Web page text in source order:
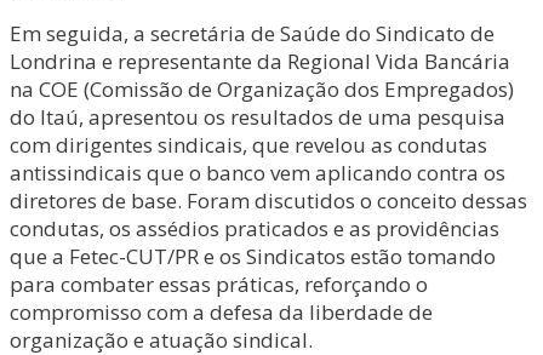
Em seguida, a secretária de Saúde do Sindicato de
Londrina e representante da Regional Vida Bancária
na COE (Comissão de Organização dos Empregados)
do Itaú, apresentou os resultados de uma pesquisa
com dirigentes sindicais, que revelou as condutas
antissindicais que o banco vem aplicando contra os
diretores de base. Foram discutidos o conceito dessas
condutas, os assédios praticados e as providências
que a Fetec-CUT/PR e os Sindicatos estão tomando
para combater essas práticas, reforçando o
compromisso com a defesa da liberdade de
organização e atuação sindical.